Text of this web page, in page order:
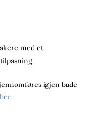
med et
igjen både